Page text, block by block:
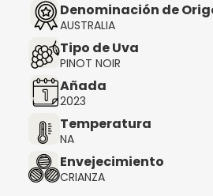
Denominación de
AUSTRALIA
Tipo de Uva
PINOT NOIR
Añada
2023
Temperatura
NA
Envejecimiento
CRIANZA